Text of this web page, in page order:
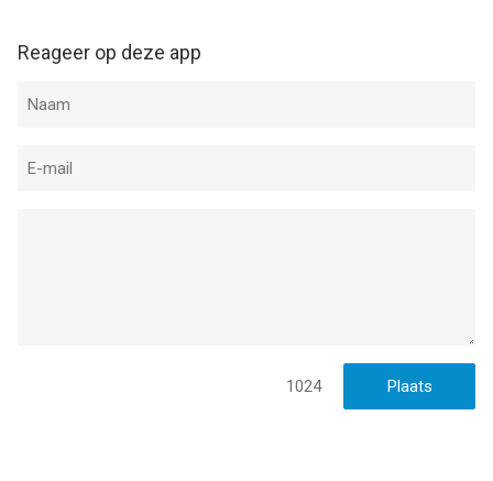
policy-apps/
Terms of Use: https://www.naturemobile.org/pages/terms-of-
Reageer op deze app
1024